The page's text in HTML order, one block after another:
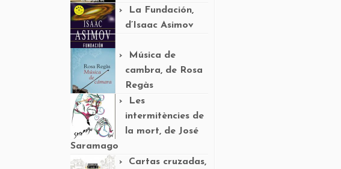
La Fundación,
d’Isaac Asimov
Música de
cambra, de Rosa
Regàs
Les
intermitències de
la mort, de José
Saramago
Cartas cruzadas,